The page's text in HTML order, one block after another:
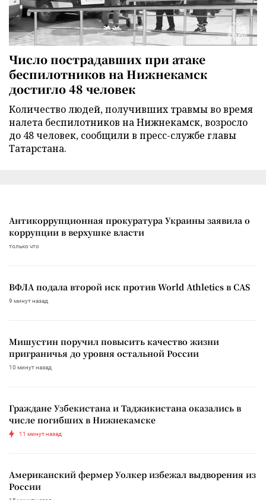
Число пострадавших при атаке
беспилотников на Нижнекамск
достигло 48 человек
Количество людей, получивших травмы во время
налета беспилотников на Нижнекамск, возросло
до 48 человек, сообщили в пресс-службе главы
Татарстана.
Антикоррупционная прокуратура Украины заявила о
коррупции в верхушке власти
только что
ВФЛА подала второй иск против World Athletics в CAS
9 минут назад
Мишустин поручил повысить качество жизни
приграничья до уровня остальной России
10 минут назад
Граждане Узбекистана и Таджикистана оказались в
числе погибших в Нижнекамске
11 минут назад
Американский фермер Уолкер избежал выдворения из
России